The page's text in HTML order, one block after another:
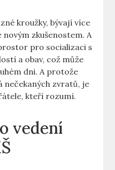
kroužky, bývají více
zkušenostem. A
pro socializaci s
a obav, což může
dni. A protože
nečekaných zvratů, je
kteří rozumí.
vedení